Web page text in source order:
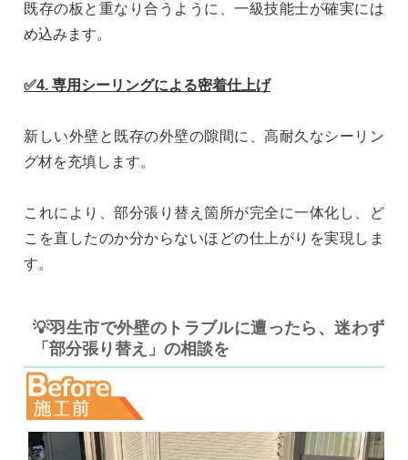
既存の板と重なり合うように、一級技能士が確実には
め込みます。
✅4. 専用シーリングによる密着仕上げ
新しい外壁と既存の外壁の隙間に、高耐久なシーリン
グ材を充填します。
これにより、部分張り替え箇所が完全に一体化し、ど
こを直したのか分からないほどの仕上がりを実現しま
す。
💡羽生市で外壁のトラブルに遭ったら、迷わず
「部分張り替え」の相談を